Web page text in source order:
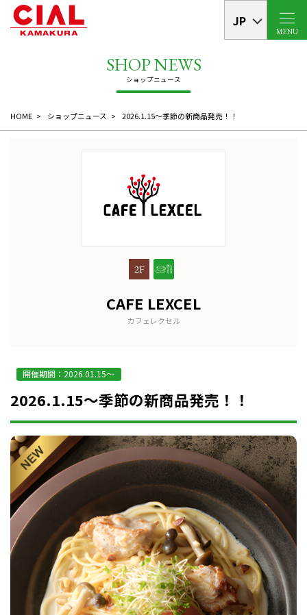
MENU
JP
HOME ショップニュース 2026.1.15～季節の新商品発売！！
2F
CAFE LEXCEL
カフェレクセル
開催期間：2026.01.15～
2026.1.15～季節の新商品発売！！